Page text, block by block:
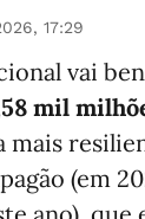
17:29
vai
mil
(em